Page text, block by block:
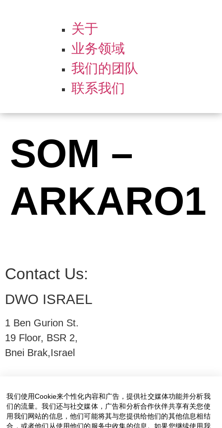
关于
业务领域
我们的团队
联系我们
SOM –
ARKARO1
Contact Us:
DWO ISRAEL
1 Ben Gurion St.
19 Floor, BSR 2,
Bnei Brak,Israel
E:office@dwo.co.il
我们使用Cookie来个性化内容和广告，提供社交媒体功能并分析我
们的流量。我们还与社交媒体，广告和分析合作伙伴共享有关您使
用我们网站的信息，他们可能将其与您提供给他们的其他信息相结
合，或者他们从使用他们的服务中收集的信息。如果您继续使用我